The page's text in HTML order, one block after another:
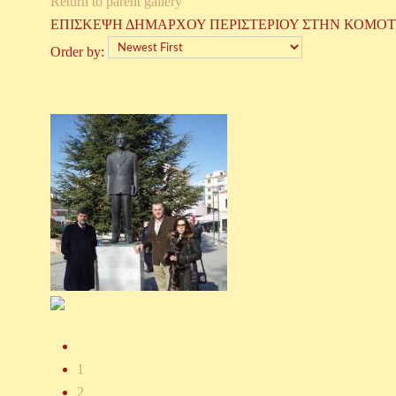
ΕΠΙΣΚΕΨΗ ΔΗΜΑΡΧΟΥ ΠΕΡΙΣΤΕΡΙΟΥ ΣΤΗΝ
Order by:
1
2